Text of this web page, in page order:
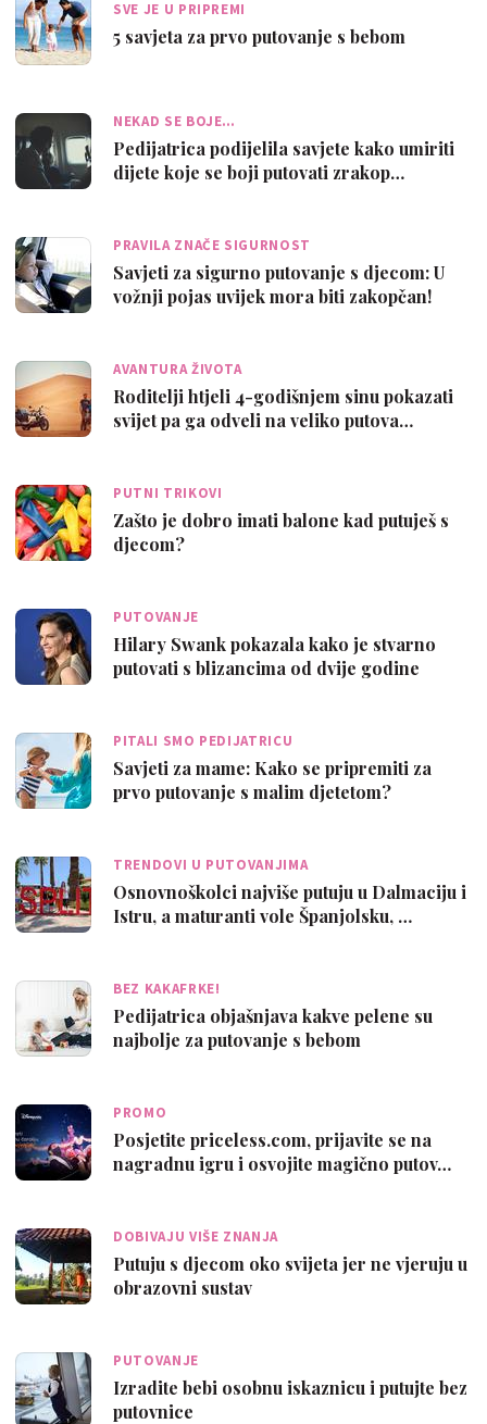
SVE JE U PRIPREMI
5 savjeta za prvo putovanje s bebom
NEKAD SE BOJE…
Pedijatrica podijelila savjete kako umiriti
dijete koje se boji putovati zrakop…
PRAVILA ZNAČE SIGURNOST
Savjeti za sigurno putovanje s djecom: U
vožnji pojas uvijek mora biti zakopčan!
AVANTURA ŽIVOTA
Roditelji htjeli 4-godišnjem sinu pokazati
svijet pa ga odveli na veliko putova…
PUTNI TRIKOVI
Zašto je dobro imati balone kad putuješ s
djecom?
PUTOVANJE
Hilary Swank pokazala kako je stvarno
putovati s blizancima od dvije godine
PITALI SMO PEDIJATRICU
Savjeti za mame: Kako se pripremiti za
prvo putovanje s malim djetetom?
TRENDOVI U PUTOVANJIMA
Osnovnoškolci najviše putuju u Dalmaciju i
Istru, a maturanti vole Španjolsku, …
BEZ KAKAFRKE!
Pedijatrica objašnjava kakve pelene su
najbolje za putovanje s bebom
PROMO
Posjetite priceless.com, prijavite se na
nagradnu igru i osvojite magično putov…
DOBIVAJU VIŠE ZNANJA
Putuju s djecom oko svijeta jer ne vjeruju u
obrazovni sustav
PUTOVANJE
Izradite bebi osobnu iskaznicu i putujte bez
putovnice